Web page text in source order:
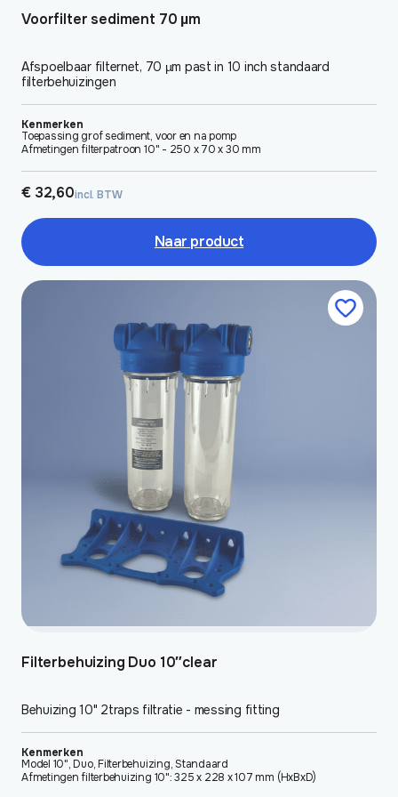
Voorfilter sediment 70 µm
Afspoelbaar filternet, 70 µm past in 10 inch standaard
filterbehuizingen
Kenmerken
Toepassing grof sediment, voor en na pomp
Afmetingen filterpatroon 10" - 250 x 70 x 30 mm
€32,60incl. BTW
Naar product
Filterbehuizing Duo 10″clear
Behuizing 10" 2traps filtratie - messing fitting
Kenmerken
Model 10", Duo, Filterbehuizing, Standaard
Afmetingen filterbehuizing 10": 325 x 228 x 107 mm (HxBxD)
Dit
productpagina